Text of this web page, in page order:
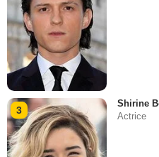
3
Shirine
Actrice